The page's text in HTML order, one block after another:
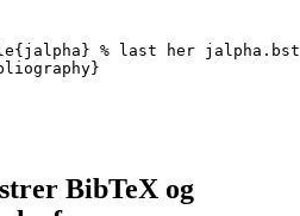
{jalpha} % last her jalpha.bst
BibTeX og